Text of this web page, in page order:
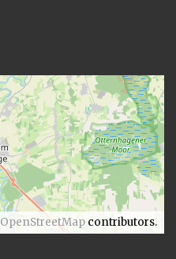
OpenStreetMap contributors.